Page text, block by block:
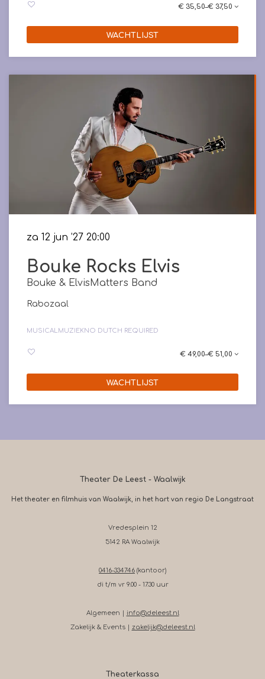
€ 35,50–€ 37,50
WACHTLIJST
Bouke Rocks Elvis
Bouke & ElvisMatters Band
za 12 jun ’27 20:00
Rabozaal
MUSICAL MUZIEK NO DUTCH REQUIRED
€ 49,00–€ 51,00
WACHTLIJST
Theater De Leest - Waalwijk
Het theater en filmhuis van Waalwijk, in het hart van regio De Langstraat
Vredesplein 12
5142 RA Waalwijk
0416-334746 (kantoor)
di t/m vr 9.00 - 17.30 uur
Algemeen | info@deleest.nl
Zakelijk & Events | zakelijk@deleest.nl
Theaterkassa